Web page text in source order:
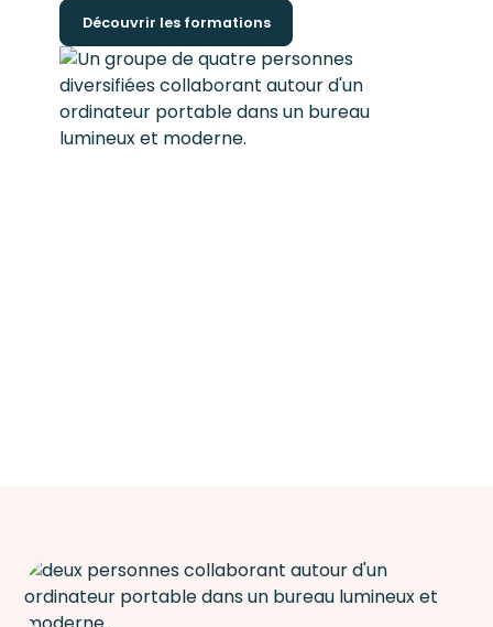
Découvrir les formations